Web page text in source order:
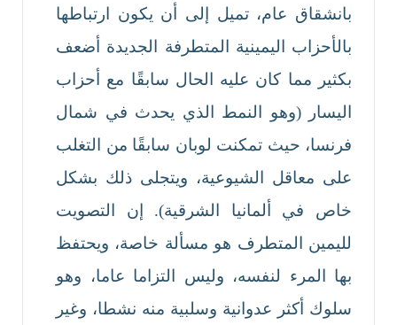
بانشقاق عام، تميل إلى أن يكون ارتباطها
بالأحزاب اليمينية المتطرفة الجديدة أضعف
بكثير مما كان عليه الحال سابقًا مع أحزاب
اليسار (وهو النمط الذي يحدث في شمال
فرنسا، حيث تمكنت لوبان سابقًا من التغلب
على معاقل الشيوعية، ويتجلى ذلك بشكل
خاص في ألمانيا الشرقية). إن التصويت
لليمين المتطرف هو مسألة خاصة، ويحتفظ
بها المرء لنفسه، وليس التزاما عاما، وهو
سلوك أكثر عدوانية وسلبية منه نشطا، وغير